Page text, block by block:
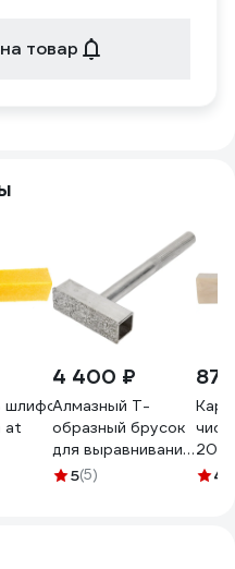
товар
ленты
at
4 400 ₽
Алмазный Т-
образный брусок
для выравнивания
заточных кругов
5(5) 4.8